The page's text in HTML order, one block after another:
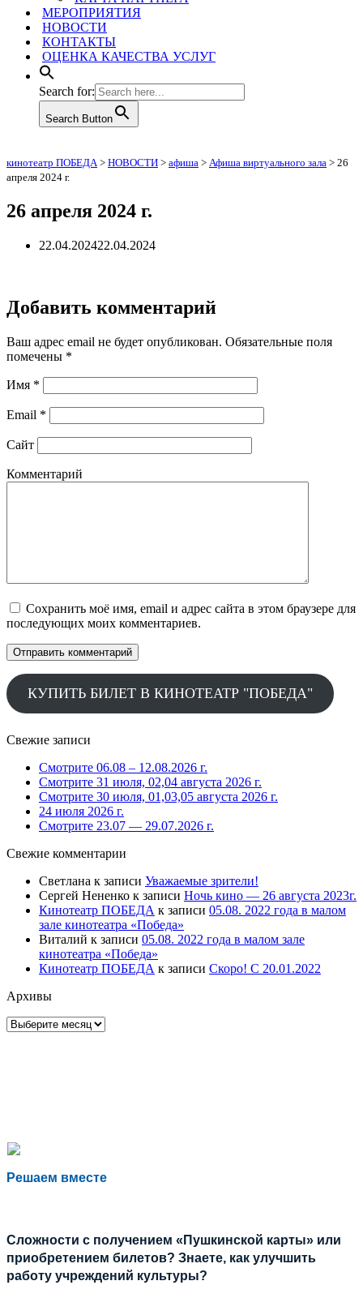
МЕРОПРИЯТИЯ
НОВОСТИ
КОНТАКТЫ
ОЦЕНКА КАЧЕСТВА УСЛУГ
Search for:
Search Button
кинотеатр ПОБЕДА> НОВОСТИ > афиша > Афиша виртуального зала > 26
апреля 2024 г.
26 апреля 2024 г.
22.04.202422.04.2024
Добавить комментарий
Ваш адрес email не будет опубликован. Обязательные поля
помечены *
Имя *
Email *
Сайт
Комментарий
Сохранить моё имя, email и адрес сайта в этом браузере для
последующих моих комментариев.
КУПИТЬ БИЛЕТ В КИНОТЕАТР "ПОБЕДА"
Свежие записи
Смотрите 06.08 – 12.08.2026 г.
Смотрите 31 июля, 02,04 августа 2026 г.
Смотрите 30 июля, 01,03,05 августа 2026 г.
24 июля 2026 г.
Смотрите 23.07 — 29.07.2026 г.
Свежие комментарии
Светлана к записи Уважаемые зрители!
Сергей Нененко к записи Ночь кино — 26 августа 2023г.
Кинотеатр ПОБЕДА к записи 05.08. 2022 года в малом
зале кинотеатра «Победа»
Виталий к записи 05.08. 2022 года в малом зале
кинотеатра «Победа»
Кинотеатр ПОБЕДА к записи Скоро! С 20.01.2022
Архивы
Архивы
Решаем вместе
Сложности с получением «Пушкинской карты» или
приобретением билетов? Знаете, как улучшить
работу учреждений культуры?